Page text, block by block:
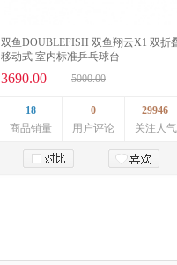
双鱼DOUBLEFISH 双鱼翔云X1 双折
移动式 室内标准乒乓球台
3690.00 5000.00
18
商品销量
0
用户评论
29946
关注人气